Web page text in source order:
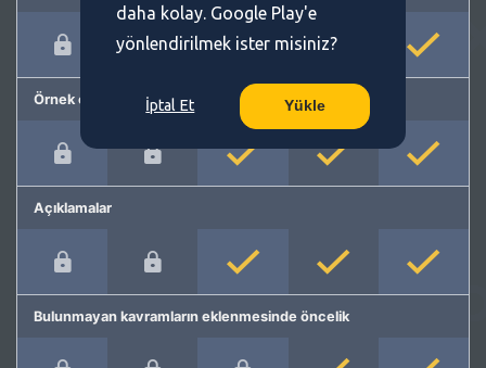
Örnek cümleler
Açıklamalar
Bulunmayan kavramların eklenmesinde öncelik
daha kolay. Google Play'e
yönlendirilmek ister misiniz?
İptal Et Yükle